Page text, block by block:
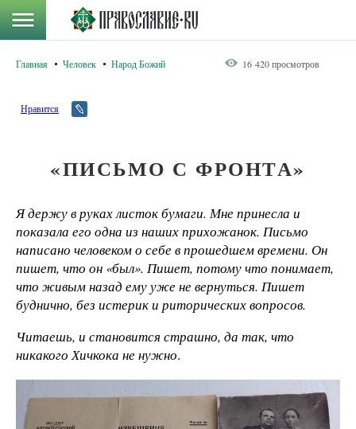
Главная Человек Народ Божий 16 420 просмотров
Нравится
«ПИСЬМО С ФРОНТА»
Я держу в руках листок бумаги. Мне принесла и
показала его одна из наших прихожанок. Письмо
написано человеком о себе в прошедшем времени. Он
пишет, что он «был». Пишет, потому что понимает,
что живым назад ему уже не вернуться. Пишет
буднично, без истерик и риторических вопросов.
Читаешь, и становится страшно, да так, что
никакого Хичкока не нужно.